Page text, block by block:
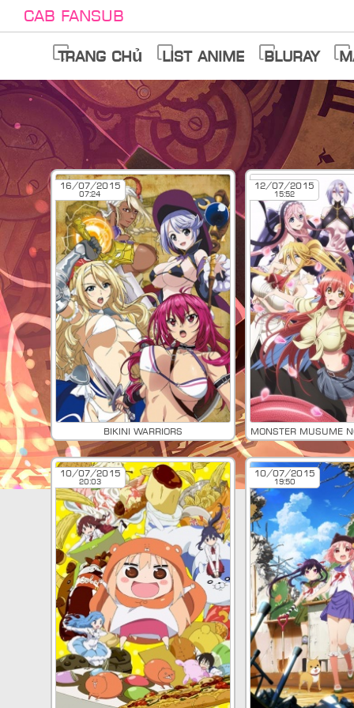
Cab Fansub
Trang chủ List anime Bluray
16/07/2015
07:24
Bikini Warriors
12/07/2015
15:52
10/07/2015
20:03
10/07/2015
19:50